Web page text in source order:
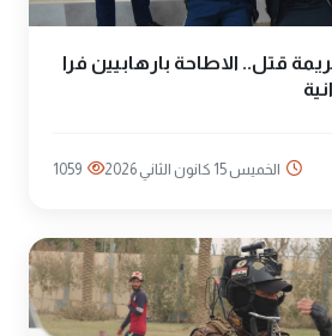
قتل.. الاطاحة بارهابيين فرا
الخميس 15 كانون الثاني 2026 1059